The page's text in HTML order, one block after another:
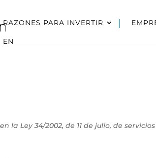
RAZONES PARA INVERTIR
EN
la Ley 34/2002, de 11 de julio, de